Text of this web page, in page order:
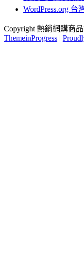
WordPress.org 台
Copyright 熱銷網購商
ThemeinProgress |